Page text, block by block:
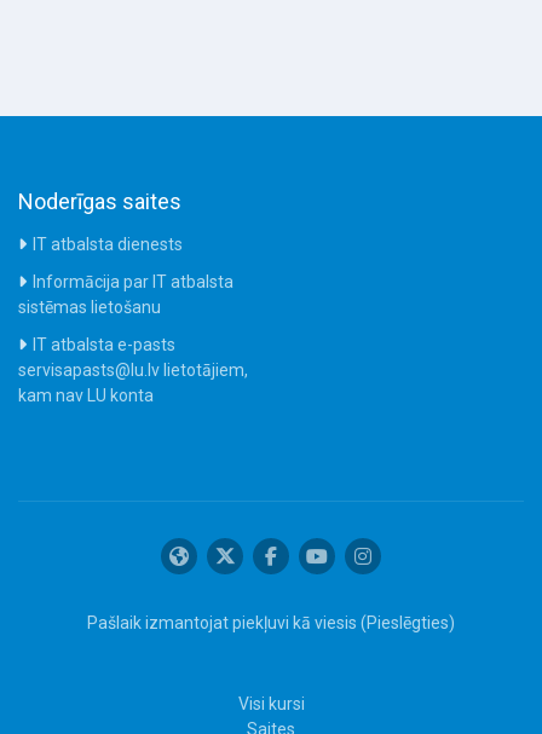
Noderīgas saites
IT atbalsta dienests
Informācija par IT atbalsta
sistēmas lietošanu
IT atbalsta e-pasts
servisapasts@lu.lv lietotājiem,
kam nav LU konta
Pašlaik izmantojat piekļuvi kā viesis (Pieslēgties)
Visi kursi
Saites